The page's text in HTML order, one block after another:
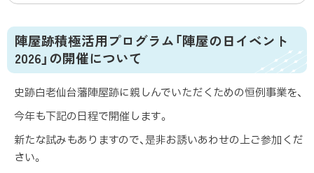
陣屋跡積極活用プログラム「陣屋の日イベント
2026」の開催について
史跡白老仙台藩陣屋跡に親しんでいただくための恒例事業を、
今年も下記の日程で開催します。
新たな試みもありますので、是非お誘いあわせの上ご参加くだ
さい。